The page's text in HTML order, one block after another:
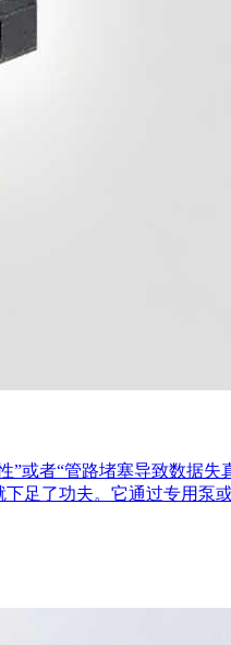
或者“管路堵塞导致数据
足了功夫。它通过专用泵